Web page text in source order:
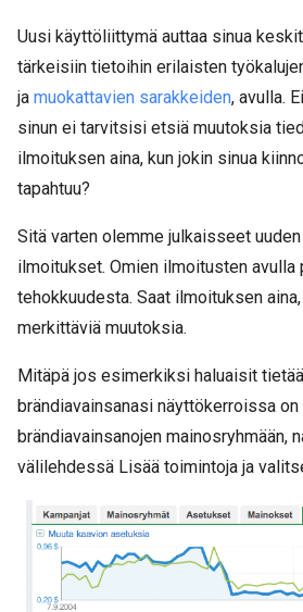
Uusi käyttöliittymä auttaa sinua
tärkeisiin tietoihin erilaisten
ja muokattavien sarakkeiden, avulla.
sinun ei tarvitsisi etsiä muutoksia
ilmoituksen aina, kun jokin sinua
tapahtuu?
Sitä varten olemme julkaisseet
ilmoitukset. Omien ilmoitusten
tehokkuudesta. Saat ilmoituksen
merkittäviä muutoksia.
Mitäpä jos esimerkiksi haluaisit
brändiavainsanasi näyttökerroissa
brändiavainsanojen mainosryhmään,
välilehdessä Lisää toimintoja ja